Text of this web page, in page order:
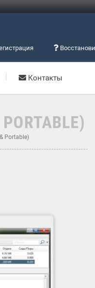
Контакты
Portable)